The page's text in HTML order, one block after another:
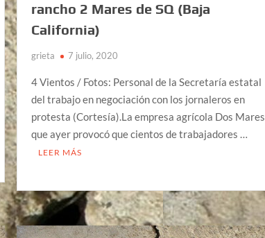
rancho 2 Mares de SQ (Baja
California)
grieta 7 julio, 2020
4 Vientos / Fotos: Personal de la Secretaría estatal
del trabajo en negociación con los jornaleros en
protesta (Cortesía).La empresa agrícola Dos Mares
que ayer provocó que cientos de trabajadores …
LEER MÁS